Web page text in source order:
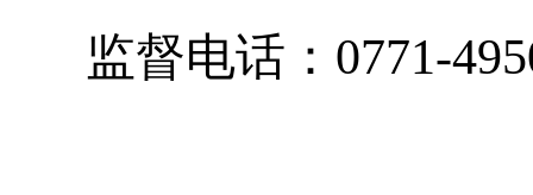
监督电话： 0771-